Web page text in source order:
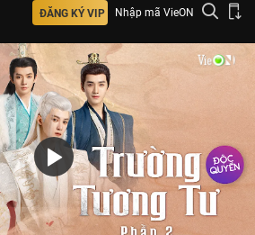
ĐĂNG KÝ VIP Nhập mã VieON